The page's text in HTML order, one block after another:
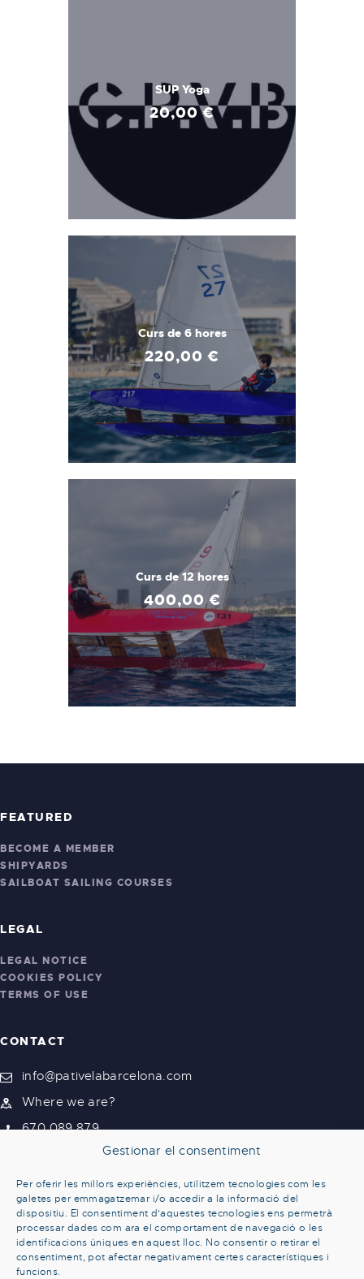
Gestionar el consentiment
Per oferir les millors experiències, utilitzem tecnologies com les
galetes per emmagatzemar i/o accedir a la informació del
dispositiu. El consentiment d'aquestes tecnologies ens permetrà
processar dades com ara el comportament de navegació o les
identificacions úniques en aquest lloc. No consentir o retirar el
consentiment, pot afectar negativament certes característiques i
funcions.
SUP Yoga
20,00 €
Curs de 6 hores
220,00 €
Curs de 12 hores
400,00 €
FEATURED
BECOME A MEMBER
SHIPYARDS
SAILBOAT SAILING COURSES
LEGAL
LEGAL NOTICE
COOKIES POLICY
TERMS OF USE
CONTACT
info@pativelabarcelona.com
Where we are?
670 089 879